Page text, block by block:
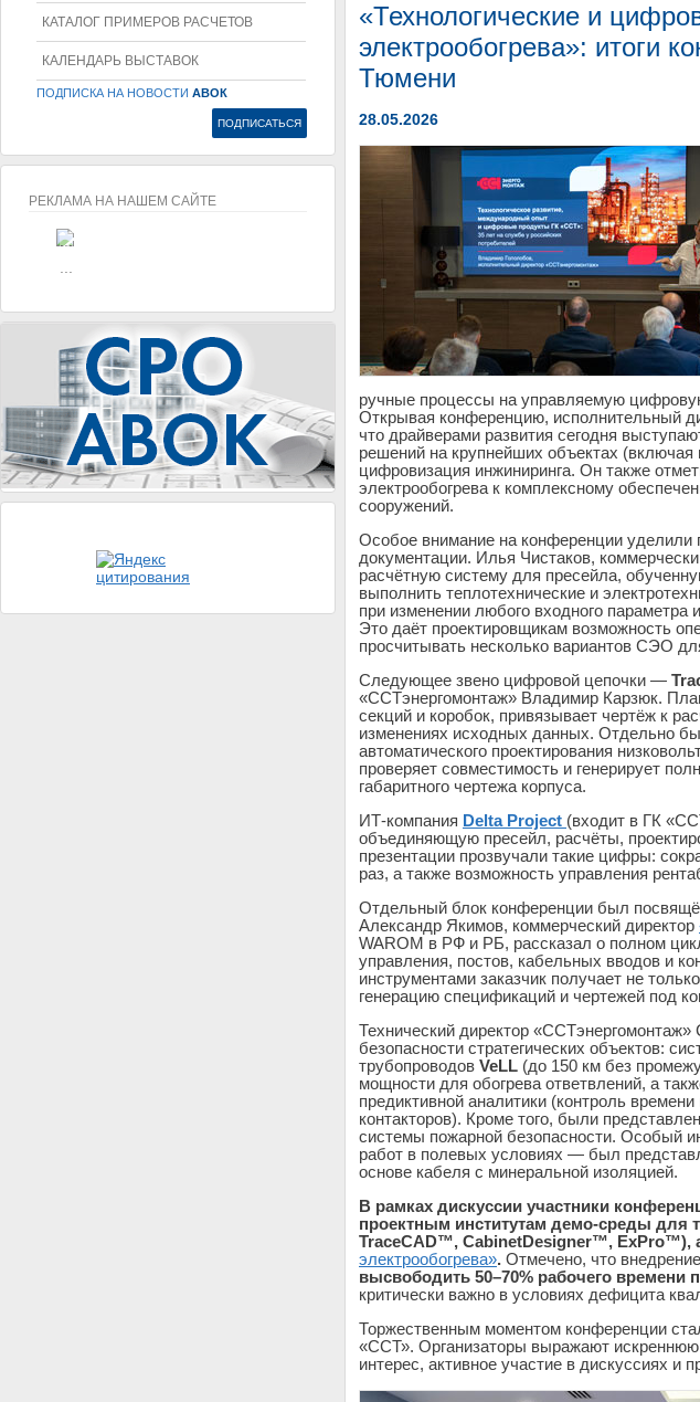
«Технологические и
электрообогрева»: итоги
Тюмени
28.05.2026
ручные процессы на управляемую
Открывая конференцию, исполнительный
что драйверами развития сегодня
решений на крупнейших объектах
цифровизация инжиниринга. Он также
электрообогрева к комплексному
сооружений.
Особое внимание на конференции уделили
документации. Илья Чистаков,
расчётную систему для пресейла,
выполнить теплотехнические и
при изменении любого входного параметра
Это даёт проектировщикам возможность
просчитывать несколько вариантов СЭО
Следующее звено цифровой цепочки —
«ССТэнергомонтаж» Владимир Карзюк.
секций и коробок, привязывает чертёж к
изменениях исходных данных. Отдельно
автоматического проектирования
проверяет совместимость и генерирует
габаритного чертежа корпуса.
ИТ-компания Delta Project (входит в ГК
объединяющую пресейл, расчёты,
презентации прозвучали такие цифры:
раз, а также возможность управления
Отдельный блок конференции был
Александр Якимов, коммерческий директор
WAROM в РФ и РБ, рассказал о полном
управления, постов, кабельных вводов и
инструментами заказчик получает не
генерацию спецификаций и чертежей под
Технический директор
безопасности стратегических объектов:
трубопроводов VeLL (до 150 км без
мощности для обогрева ответвлений, а
предиктивной аналитики (контроль
контакторов). Кроме того, были
системы пожарной безопасности. Особый
работ в полевых условиях — был
основе кабеля с минеральной изоляцией.
В рамках дискуссии участники
проектным институтам демо-среды для
TraceCAD™, CabinetDesigner™, ExPro™),
электрообогрева». Отмечено, что
высвободить 50–70% рабочего времени
критически важно в условиях дефицита
Торжественным моментом конференции
«ССТ». Организаторы выражают искреннюю
интерес, активное участие в дискуссиях и
КАТАЛОГ ПРИМЕРОВ РАСЧЕТОВ
КАЛЕНДАРЬ ВЫСТАВОК
ПОДПИСКА НА НОВОСТИ АВОК
РЕКЛАМА НА НАШЕМ САЙТЕ
...